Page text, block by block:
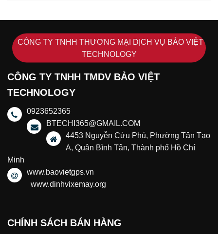
CÔNG TY TNHH THƯƠNG MẠI DỊCH VỤ BẢO VIỆT
TECHNOLOGY
CÔNG TY TNHH TMDV BẢO VIỆT
TECHNOLOGY
0923652365
BTECHI365@GMAIL.COM
4453 Nguyễn Cửu Phú, Phường Tân Tạo
A, Quận Bình Tân, Thành phố Hồ Chí
Minh
www.baovietgps.vn
www.dinhvixemay.org
CHÍNH SÁCH BÁN HÀNG